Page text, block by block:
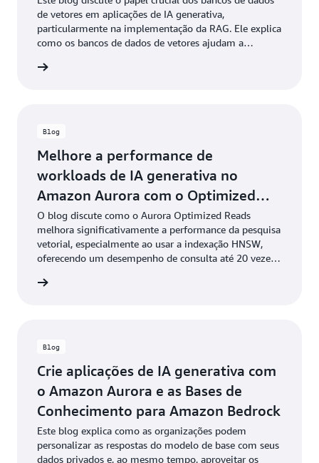
de vetores em aplicações de IA generativa,
particularmente na implementação da RAG. Ele explica
como os bancos de dados de vetores ajudam a
específicos do domínio para aprimorar a precisão e a
Blog
Melhore a performance de
workloads de IA generativa no
Amazon Aurora com o Optimized
Reads e pgvector
O blog discute como o Aurora Optimized Reads
melhora significativamente a performance da pesquisa
vetorial, especialmente ao usar a indexação HNSW,
oferecendo um desempenho de consulta até 20 vezes
Blog
Crie aplicações de IA generativa com
o Amazon Aurora e as Bases de
Conhecimento para Amazon Bedrock
Este blog explica como as organizações podem
personalizar as respostas do modelo de base com seus
dados privados e, ao mesmo tempo, aproveitar os